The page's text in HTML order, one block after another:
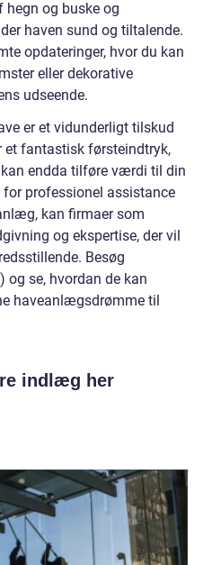
og buske og
haven sund og tiltalende.
opdateringer, hvor du kan
eller dekorative
udseende.
er et vidunderligt tilskud
et fantastisk førsteindtryk,
endda tilføre værdi til din
professionel assistance
kan firmaer som
og ekspertise, der vil
Besøg
se, hvordan de kan
haveanlægsdrømme til
indlæg her